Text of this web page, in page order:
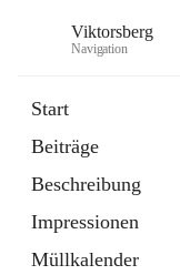
Viktorsberg
Navigation
Start
Beiträge
Beschreibung
Impressionen
Müllkalender
1 Schnellzugriff
Bürgerservice
10 Schnellzugriffe